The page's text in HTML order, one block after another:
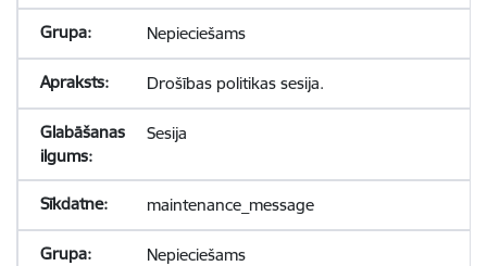
Nepieciešams
Drošības politikas sesija.
Sesija
maintenance_message
Nepieciešams